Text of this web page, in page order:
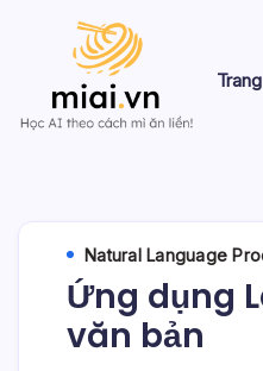
Natural Language
Ứng dụng
văn bản